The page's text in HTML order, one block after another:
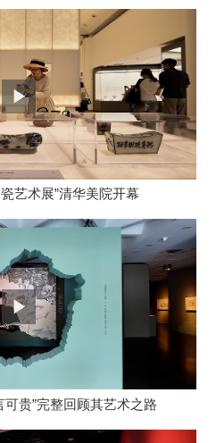
艺术展”清华美院开幕
贵”完整回顾其艺术之路